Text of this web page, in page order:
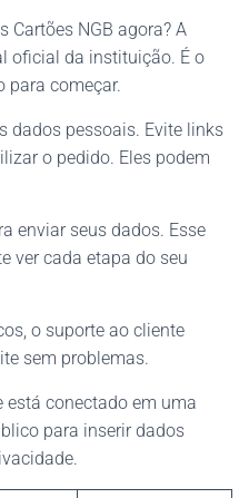
Cartões NGB agora? A
oficial da instituição. É o
para começar.
dados pessoais. Evite links
o pedido. Eles podem
enviar seus dados. Esse
ver cada etapa do seu
o suporte ao cliente
sem problemas.
está conectado em uma
para inserir dados